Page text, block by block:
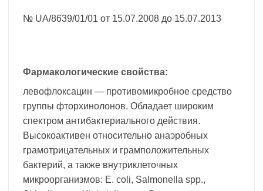
№ UA/8639/01/01 от 15.07.2008 до 15.07.2013
Фармакологические свойства:
левофлоксацин — противомикробное средство
группы фторхинолонов. Обладает широким
спектром антибактериального действия.
Высокоактивен относительно анаэробных
грамотрицательных и грамположительных
бактерий, а также внутриклеточных
микроорганизмов: Е. cоli, Salmonella spp.,